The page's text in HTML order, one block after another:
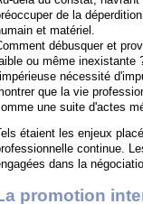
de la
et matériel.
débusquer et
ou même inexistante
nécessité
que la vie
une suite d'actes
étaient les enjeux
continue.
dans la
promotion